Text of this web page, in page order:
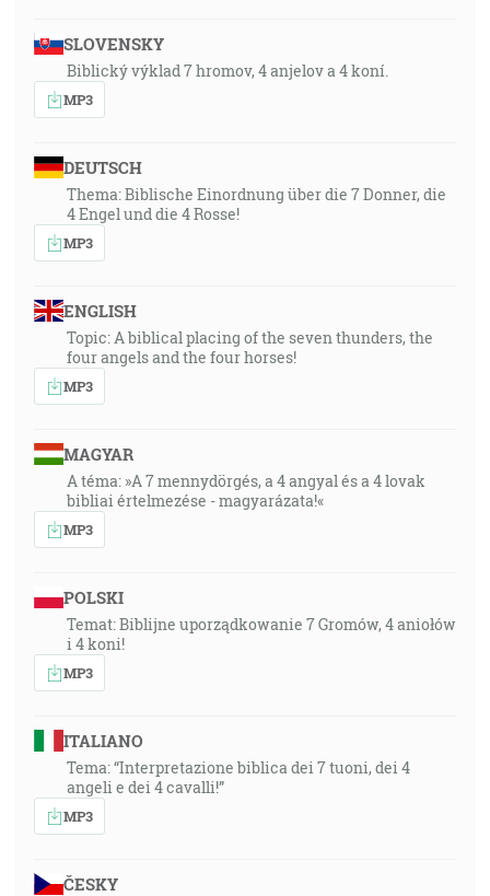
SLOVENSKY
Biblický výklad 7 hromov, 4 anjelov a 4 koní.
MP3
DEUTSCH
Thema: Biblische Einordnung über die 7 Donner, die
4 Engel und die 4 Rosse!
MP3
ENGLISH
Topic: A biblical placing of the seven thunders, the
four angels and the four horses!
MP3
MAGYAR
A téma: »A 7 mennydörgés, a 4 angyal és a 4 lovak
bibliai értelmezése - magyarázata!«
MP3
POLSKI
Temat: Biblijne uporządkowanie 7 Gromów, 4 aniołów
i 4 koni!
MP3
ITALIANO
Tema: “Interpretazione biblica dei 7 tuoni, dei 4
angeli e dei 4 cavalli!”
MP3
ČESKY